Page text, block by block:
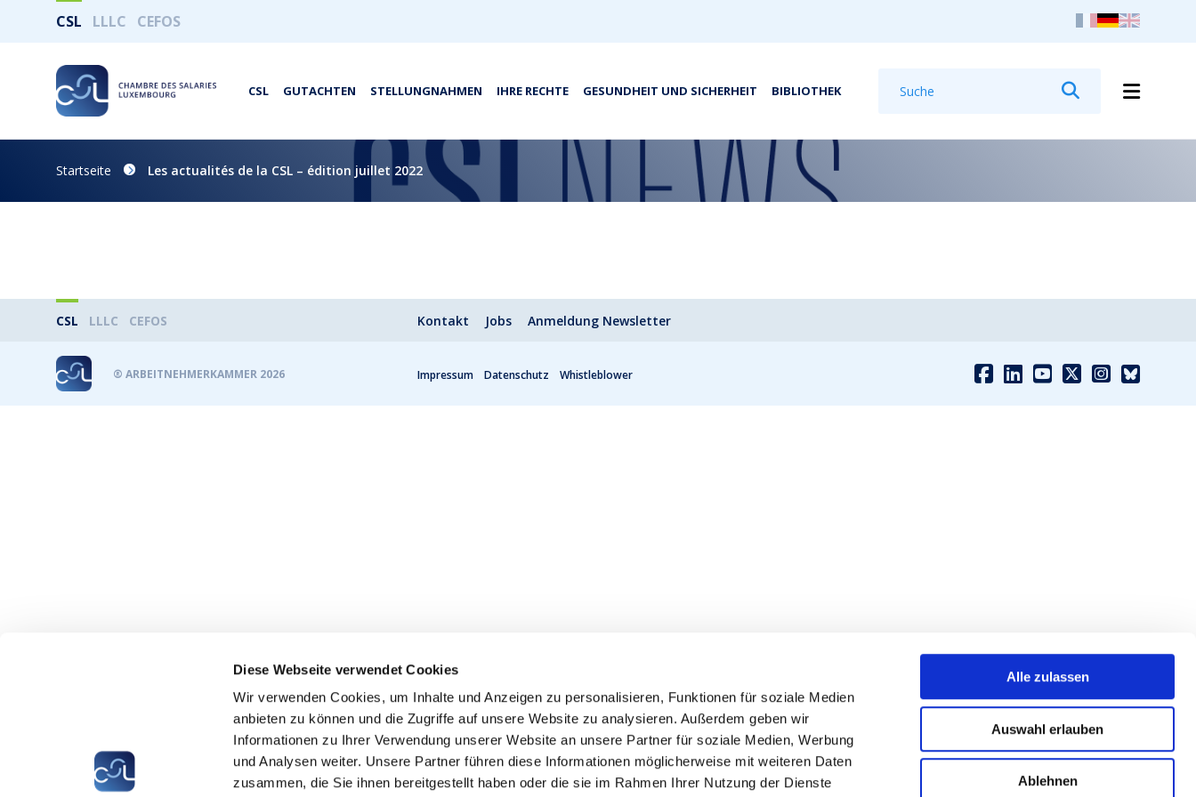
Diese Webseite verwendet Cookies
Wir verwenden Cookies, um Inhalte und Anzeigen zu personalisieren, Funktionen für soziale Medien
anbieten zu können und die Zugriffe auf unsere Website zu analysieren. Außerdem geben wir
Informationen zu Ihrer Verwendung unserer Website an unsere Partner für soziale Medien, Werbung
und Analysen weiter. Unsere Partner führen diese Informationen möglicherweise mit weiteren Daten
zusammen, die Sie ihnen bereitgestellt haben oder die sie im Rahmen Ihrer Nutzung der Dienste
Alle zulassen
Auswahl erlauben
Ablehnen
CSL LLLC CEFOS
CSL GUTACHTEN STELLUNGNAHMEN IHRE RECHTE GESUNDHEIT UND SICHERHEIT BIBLIOTHEK
Startseite Les actualités de la CSL – édition juillet 2022
CSL LLLC CEFOS Kontakt Jobs Anmeldung Newsletter
® ARBEITNEHMERKAMMER 2026 Impressum Datenschutz Whistleblower